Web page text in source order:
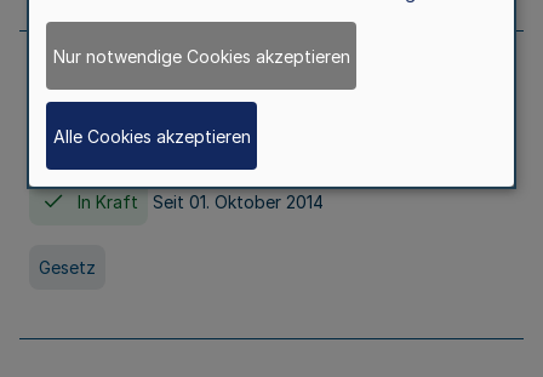
Gesetz über die Hochschulen des Landes
Nordrhein-Westfalen (Hochschulgesetz -
HG)
In Kraft Seit 01. Oktober 2014
Gesetz
Nur notwendige Cookies akzeptieren
Alle Cookies akzeptieren